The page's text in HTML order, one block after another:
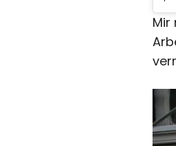
Mir